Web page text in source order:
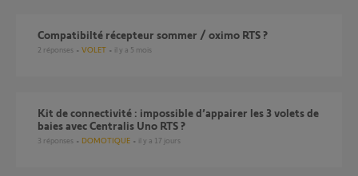
Compatibilté récepteur sommer / oximo RTS ?
2 réponses VOLET il y a 5 mois
Kit de connectivité : impossible d’appairer les 3 volets de
baies avec Centralis Uno RTS ?
3 réponses DOMOTIQUE il y a 17 jours